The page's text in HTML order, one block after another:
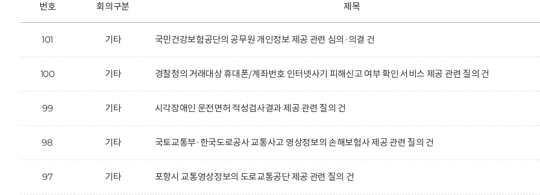
번호 회의구분 제목
101 기타 국민건강보험공단의 공무원 개인정보 제공 관련 심의·의결 건
100 기타 경찰청의 거래대상 휴대폰/계좌번호 인터넷사기 피해신고 여부 확인 서비스 제공 관련 질의 건
99 기타 시각장애인 운전면허 적성검사결과 제공 관련 질의 건
98 기타 국토교통부·한국도로공사 교통사고 영상정보의 손해보험사 제공 관련 질의 건
97 기타 포항시 교통영상정보의 도로교통공단 제공 관련 질의 건